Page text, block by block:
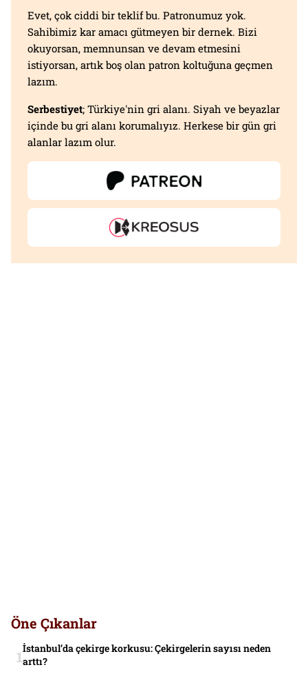
Evet, çok ciddi bir teklif bu. Patronumuz yok.
Sahibimiz kar amacı gütmeyen bir dernek. Bizi
okuyorsan, memnunsan ve devam etmesini
istiyorsan, artık boş olan patron koltuğuna geçmen
lazım.
Serbestiyet; Türkiye'nin gri alanı. Siyah ve beyazlar
içinde bu gri alanı korumalıyız. Herkese bir gün gri
alanlar lazım olur.
Öne Çıkanlar
İstanbul’da çekirge korkusu: Çekirgelerin sayısı neden
arttı?